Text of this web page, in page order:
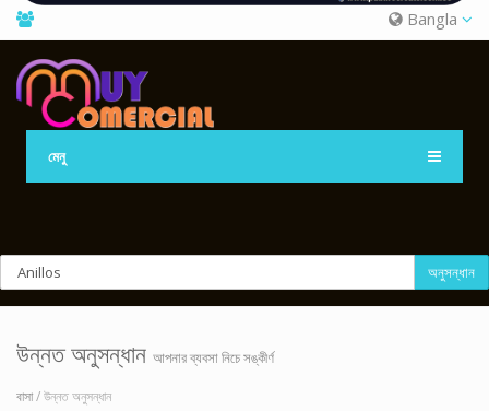
Bangla
মেনু
অনুসন্ধান
উন্নত অনুসন্ধান আপনার ব্যবসা নিচে সঙ্কীর্ণ
বাসা/ উন্নত অনুসন্ধান